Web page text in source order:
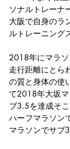
ソナルトレーナ
大阪で自身のラ
ルトレーニング
2018年にマラソ
走行距離にとら
の質と身体の使
て2018年大坂
ブ3.5を達成そ
ハーフマラソン
マラソンでサブ3